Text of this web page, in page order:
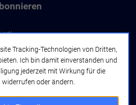
Tracking-Technologien von Dritten,
Ich bin damit einverstanden und
jederzeit mit Wirkung für die
oder ändern.